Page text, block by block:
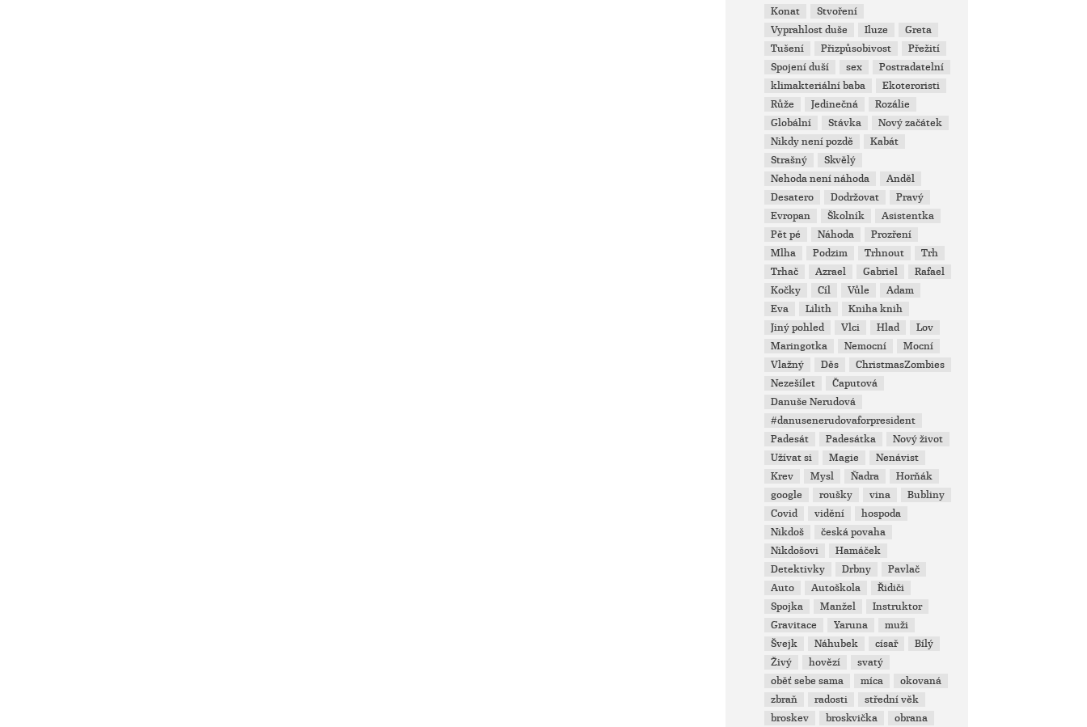
Konat
Stvoření
Vyprahlost duše
Iluze
Greta
Tušení
Přizpůsobivost
Přežití
Spojení duší
sex
Postradatelní
klimakteriální baba
Ekoteroristi
Růže
Jedinečná
Rozálie
Globální
Stávka
Nový začátek
Nikdy není pozdě
Kabát
Strašný
Skvělý
Nehoda není náhoda
Anděl
Desatero
Dodržovat
Pravý
Evropan
Školník
Asistentka
Pět pé
Náhoda
Prozření
Mlha
Podzim Trhnout
Trh
Trhač
Azrael Gabriel
Rafael
Kočky
Cíl Vůle
Adam
Eva
Lilith
Kniha knih
Jiný pohled
Vlci Hlad
Lov
Maringotka
Nemocní
Mocní
Vlažný
Děs
ChristmasZombies
Nezešílet
Čaputová
Danuše Nerudová
#danusenerudovaforpresident
Padesát
Padesátka
Nový život
Užívat si
Magie
Nenávist
Krev
Mysl Ňadra
Horňák
google
roušky vina
Bubliny
Covid
vidění
hospoda
Nikdoš
česká povaha
Nikdošovi
Hamáček
Detektivky
Drbny
Pavlač
Auto
Autoškola
Řidiči
Spojka
Manžel
Instruktor
Gravitace
Yaruna
muži
Švejk
Náhubek císař
Bílý
Živý
hovězí
svatý
oběť sebe sama
míca
okovaná
zbraň
radosti
střední věk
broskev
broskvička
obrana